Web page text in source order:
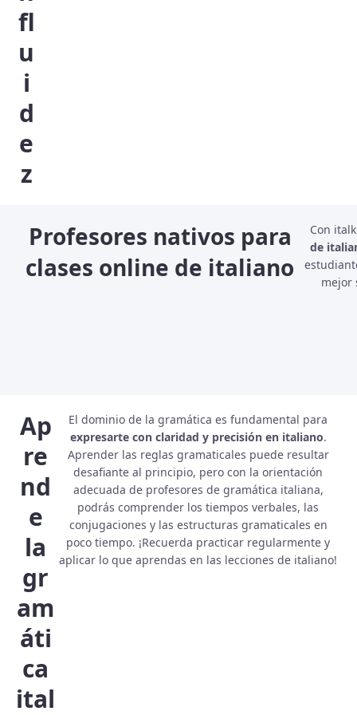
fl
u
i
d
e
z
Profesores nativos para
clases online de italiano
Con
de
mejor
Ap
re
nd
e
la
gr
am
áti
ca
ital
El dominio de la gramática es fundamental para
expresarte con claridad y precisión en italiano.
Aprender las reglas gramaticales puede resultar
desafiante al principio, pero con la orientación
adecuada de profesores de gramática italiana,
podrás comprender los tiempos verbales, las
conjugaciones y las estructuras gramaticales en
poco tiempo. ¡Recuerda practicar regularmente y
aplicar lo que aprendas en las lecciones de italiano!